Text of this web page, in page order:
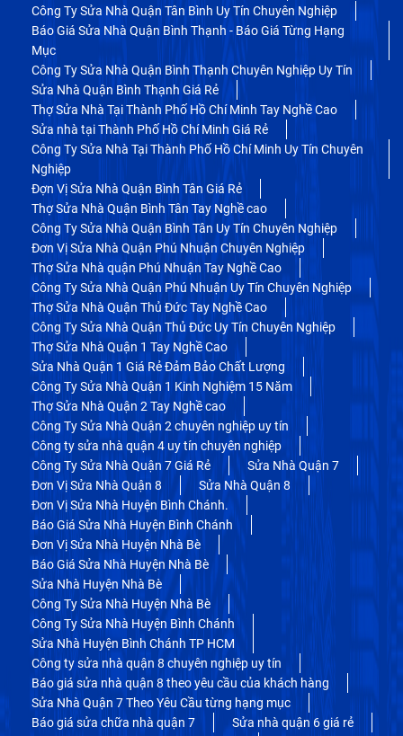
Công Ty Sửa Nhà Quận Tân Bình Uy Tín Chuyên Nghiệp
Báo Giá Sửa Nhà Quận Bình Thạnh - Báo Giá Từng Hạng
Mục
Công Ty Sửa Nhà Quận Bình Thạnh Chuyên Nghiệp Uy Tín
Sửa Nhà Quận Bình Thạnh Giá Rẻ
Thợ Sửa Nhà Tại Thành Phố Hồ Chí Minh Tay Nghề Cao
Sửa nhà tại Thành Phố Hồ Chí Minh Giá Rẻ
Công Ty Sửa Nhà Tại Thành Phố Hồ Chí Minh Uy Tín Chuyên
Nghiệp
Đợn Vị Sửa Nhà Quận Bình Tân Giá Rẻ
Thợ Sửa Nhà Quận Bình Tân Tay Nghề cao
Công Ty Sửa Nhà Quận Bình Tân Uy Tín Chuyên Nghiệp
Đơn Vị Sửa Nhà Quận Phú Nhuận Chuyên Nghiệp
Thợ Sửa Nhà quận Phú Nhuận Tay Nghề Cao
Công Ty Sửa Nhà Quận Phú Nhuận Uy Tín Chuyên Nghiệp
Thợ Sửa Nhà Quận Thủ Đức Tay Nghề Cao
Công Ty Sửa Nhà Quận Thủ Đức Uy Tín Chuyên Nghiệp
Thợ Sửa Nhà Quận 1 Tay Nghề Cao
Sửa Nhà Quận 1 Giá Rẻ Đảm Bảo Chất Lượng
Công Ty Sửa Nhà Quận 1 Kinh Nghiệm 15 Năm
Thợ Sửa Nhà Quận 2 Tay Nghề cao
Công Ty Sửa Nhà Quận 2 chuyên nghiệp uy tín
Công ty sửa nhà quận 4 uy tín chuyên nghiệp
Công Ty Sửa Nhà Quận 7 Giá Rẻ
Sửa Nhà Quận 7
Đơn Vị Sửa Nhà Quận 8
Sửa Nhà Quận 8
Đơn Vị Sửa Nhà Huyện Bình Chánh.
Báo Giá Sửa Nhà Huyện Bình Chánh
Đơn Vị Sửa Nhà Huyện Nhà Bè
Báo Giá Sửa Nhà Huyện Nhà Bè
Sửa Nhà Huyện Nhà Bè
Công Ty Sửa Nhà Huyện Nhà Bè
Công Ty Sửa Nhà Huyện Bình Chánh
Sửa Nhà Huyện Bình Chánh TP HCM
Công ty sửa nhà quận 8 chuyên nghiệp uy tín
Báo giá sửa nhà quận 8 theo yêu cầu của khách hàng
Sửa Nhà Quận 7 Theo Yêu Cầu từng hạng mục
Báo giá sửa chữa nhà quận 7
Sửa nhà quận 6 giá rẻ